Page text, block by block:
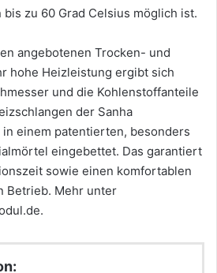
zu 60 Grad Celsius möglich ist.
angebotenen Trocken- und
hohe Heizleistung ergibt sich
und die Kohlenstoffanteile
der Sanha
einem patentierten, besonders
eingebettet. Das garantiert
sowie einen komfortablen
Betrieb. Mehr unter